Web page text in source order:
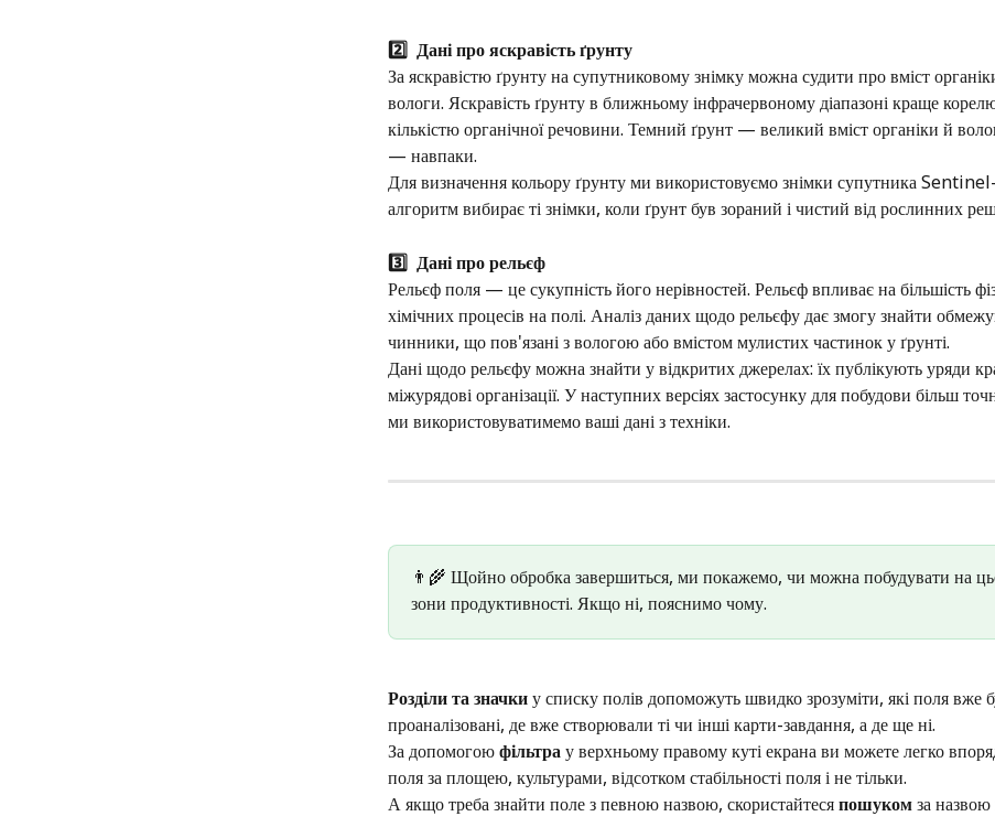
2️⃣  Дані про яскравість ґрунту
За яскравістю ґрунту на супутниковому знімку можна судити про вміст
вологи. Яскравість ґрунту в ближньому інфрачервоному діапазоні краще
кількістю органічної речовини. Темний ґрунт — великий вміст органіки й
— навпаки.
Для визначення кольору ґрунту ми використовуємо знімки супутника
алгоритм вибирає ті знімки, коли ґрунт був зораний і чистий від рослинних
3️⃣  Дані про рельєф
Рельєф поля — це сукупність його нерівностей. Рельєф впливає на більшість
хімічних процесів на полі. Аналіз даних щодо рельєфу дає змогу знайти
чинники, що пов'язані з вологою або вмістом мулистих частинок у ґрунті.
Дані щодо рельєфу можна знайти у відкритих джерелах: їх публікують уряди
міжурядові організації. У наступних версіях застосунку для побудови більш
ми використовуватимемо ваші дані з техніки.
👨‍🌾 Щойно обробка завершиться, ми покажемо, чи можна побудувати на
зони продуктивності. Якщо ні, пояснимо чому.
Розділи та значки у списку полів допоможуть швидко зрозуміти, які поля вже
проаналізовані, де вже створювали ті чи інші карти-завдання, а де ще ні.
За допомогою фільтра у верхньому правому куті екрана ви можете легко
поля за площею, культурами, відсотком стабільності поля і не тільки.
А якщо треба знайти поле з певною назвою, скористайтеся пошуком за назвою